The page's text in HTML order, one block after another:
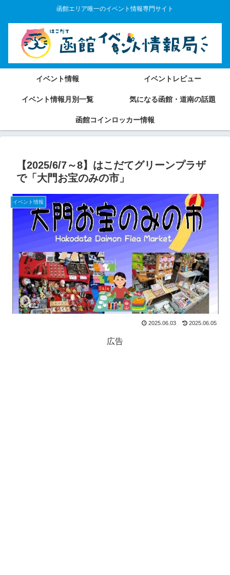
函館エリア唯一のイベント情報専門サイト
イベント情報 イベントレビュー
イベント情報月別一覧 気になる函館・道南の話題
函館コインロッカー情報
【2025/6/7～8】はこだてグリーンプラザ
で「大門お宝のみの市」
イベント情報
2025.06.03 2025.06.05
広告